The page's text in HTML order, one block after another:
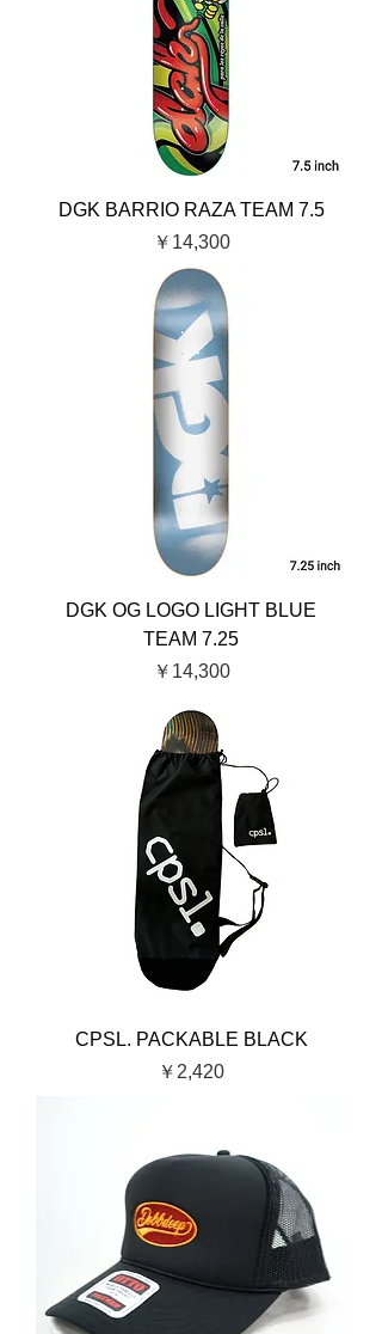
DGK BARRIO RAZA TEAM 7.5
価格
￥14,300
DGK OG LOGO LIGHT BLUE
TEAM 7.25
価格
￥14,300
CPSL. PACKABLE BLACK
価格
￥2,420